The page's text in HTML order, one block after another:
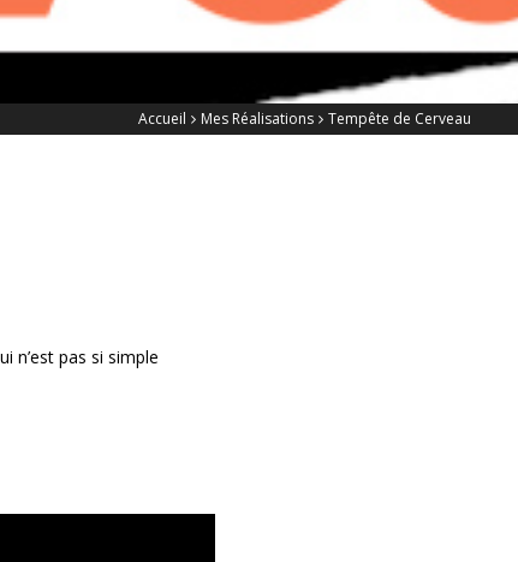
Accueil Mes Réalisations Tempête de Cerveau
n’est pas si simple